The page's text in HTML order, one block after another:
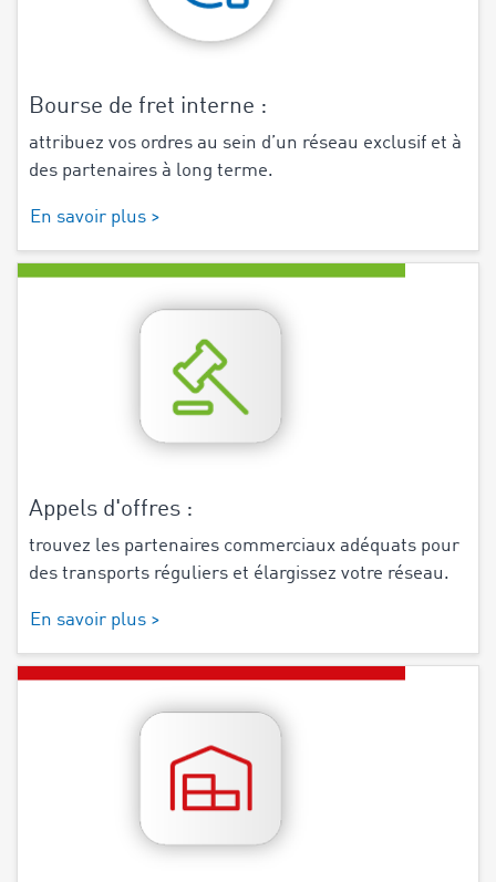
Bourse de fret interne :
attribuez vos ordres au sein d’un réseau exclusif et à
des partenaires à long terme.
En savoir plus >
Appels d'offres :
trouvez les partenaires commerciaux adéquats pour
des transports réguliers et élargissez votre réseau.
En savoir plus >